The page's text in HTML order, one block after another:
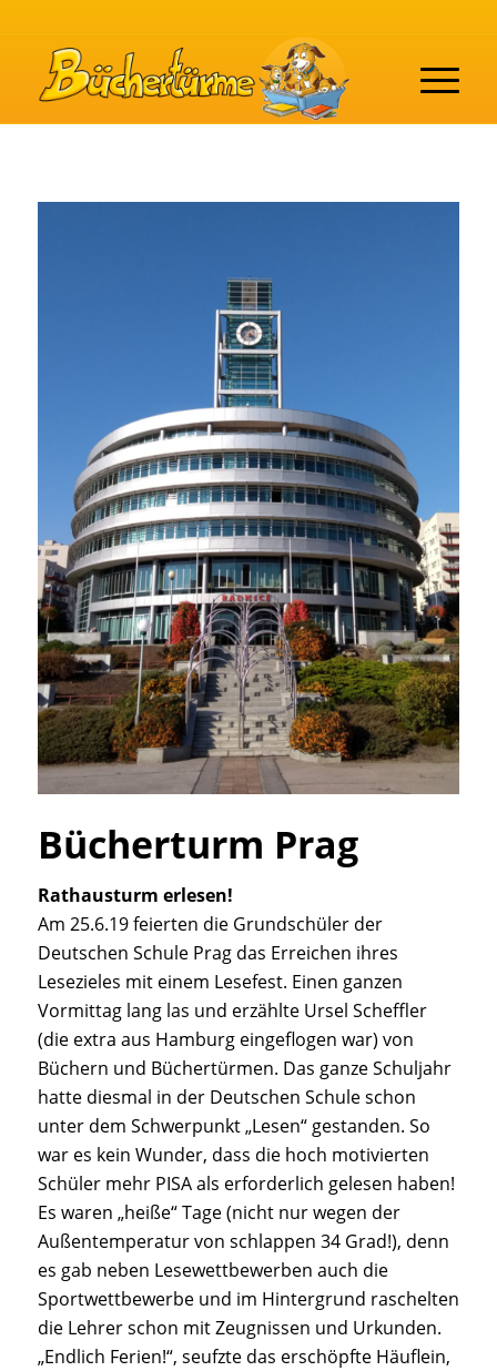
Bücherturm Prag
Rathausturm erlesen!
Am 25.6.19 feierten die Grundschüler der
Deutschen Schule Prag das Erreichen ihres
Lesezieles mit einem Lesefest. Einen ganzen
Vormittag lang las und erzählte Ursel Scheffler
(die extra aus Hamburg eingeflogen war) von
Büchern und Büchertürmen. Das ganze Schuljahr
hatte diesmal in der Deutschen Schule schon
unter dem Schwerpunkt „Lesen“ gestanden. So
war es kein Wunder, dass die hoch motivierten
Schüler mehr PISA als erforderlich gelesen haben!
Es waren „heiße“ Tage (nicht nur wegen der
Außentemperatur von schlappen 34 Grad!), denn
es gab neben Lesewettbewerben auch die
Sportwettbewerbe und im Hintergrund raschelten
die Lehrer schon mit Zeugnissen und Urkunden.
„Endlich Ferien!“, seufzte das erschöpfte Häuflein,